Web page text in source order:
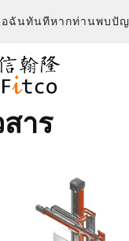
ฉันทันทีหากท่านพบปัญ
าร